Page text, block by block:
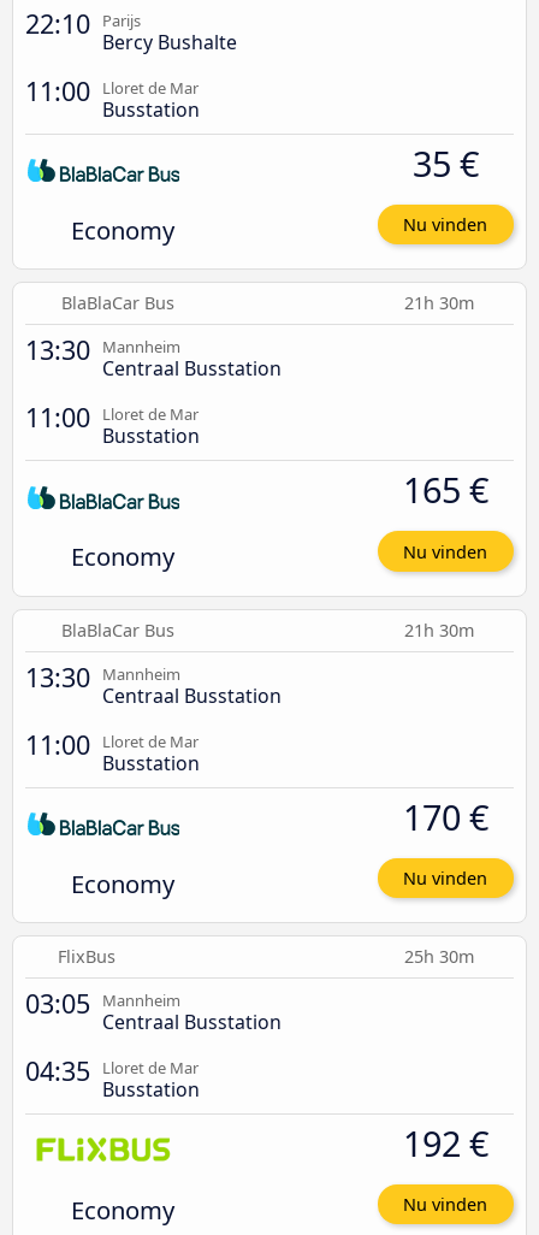
22:10 Parijs
Bercy Bushalte
11:00 Lloret de Mar
Busstation
Economy
35 €
Nu vinden
BlaBlaCar Bus 21h 30m
13:30 Mannheim
Centraal Busstation
11:00 Lloret de Mar
Busstation
Economy
165 €
Nu vinden
BlaBlaCar Bus 21h 30m
13:30 Mannheim
Centraal Busstation
11:00 Lloret de Mar
Busstation
Economy
170 €
Nu vinden
FlixBus 25h 30m
03:05 Mannheim
Centraal Busstation
04:35 Lloret de Mar
Busstation
Economy
192 €
Nu vinden